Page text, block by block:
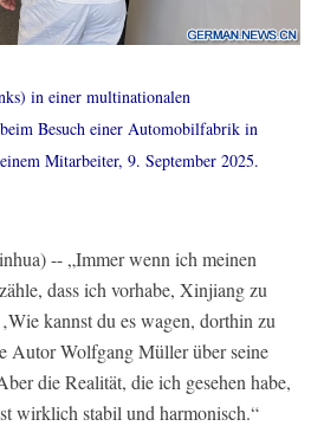
in einer multinationalen
Besuch einer Automobilfabrik in
Mitarbeiter, 9. September 2025.
-- „Immer wenn ich meinen
dass ich vorhabe, Xinjiang zu
kannst du es wagen, dorthin zu
Autor Wolfgang Müller über seine
die Realität, die ich gesehen habe,
wirklich stabil und harmonisch.“